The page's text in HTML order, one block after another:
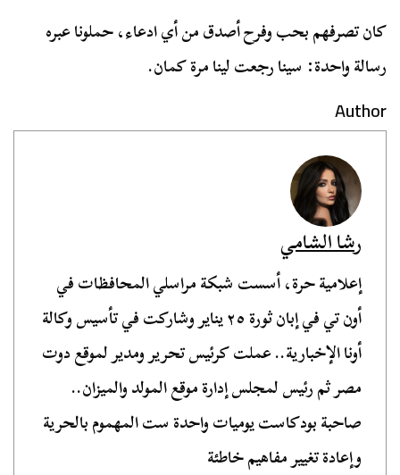
كان تصرفهم بحب وفرح أصدق من أي ادعاء، حملونا عبره
رسالة واحدة: سينا رجعت لينا مرة كمان.
Author
رشا الشامي
إعلامية حرة، أسست شبكة مراسلي المحافظات في
أون تي في إبان ثورة ٢٥ يناير وشاركت في تأسيس وكالة
أونا الإخبارية.. عملت كرئيس تحرير ومدير لموقع دوت
مصر ثم رئيس لمجلس إدارة موقع المولد والميزان..
صاحبة بودكاست يوميات واحدة ست المهموم بالحرية
وإعادة تغيير مفاهيم خاطئة